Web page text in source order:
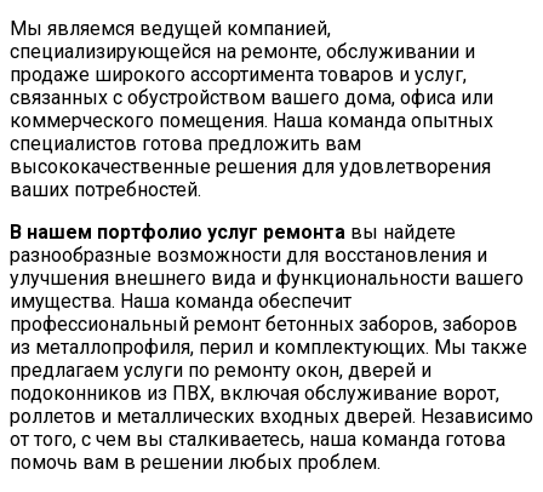
Мы являемся ведущей компанией,
специализирующейся на ремонте, обслуживании и
продаже широкого ассортимента товаров и услуг,
связанных с обустройством вашего дома, офиса или
коммерческого помещения. Наша команда опытных
специалистов готова предложить вам
высококачественные решения для удовлетворения
ваших потребностей.
В нашем портфолио услуг ремонта вы найдете
разнообразные возможности для восстановления и
улучшения внешнего вида и функциональности вашего
имущества. Наша команда обеспечит
профессиональный ремонт бетонных заборов, заборов
из металлопрофиля, перил и комплектующих. Мы также
предлагаем услуги по ремонту окон, дверей и
подоконников из ПВХ, включая обслуживание ворот,
роллетов и металлических входных дверей. Независимо
от того, с чем вы сталкиваетесь, наша команда готова
помочь вам в решении любых проблем.